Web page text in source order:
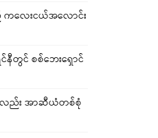
ကလေးငယ်အလောင်း
နီတွင် စစ်ဘေးရှောင်
လည်း အာဆီယံတစ်စုံ